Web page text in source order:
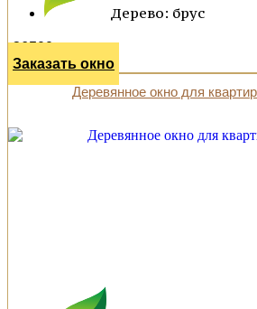
Дерево: брус
36500 р.
Заказать окно
Деревянное окно для